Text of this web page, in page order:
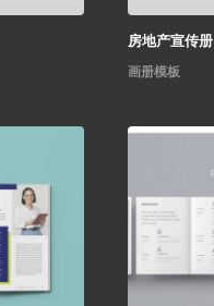
房地产宣传册
画册模板